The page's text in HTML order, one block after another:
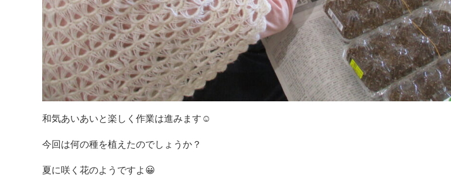
和気あいあいと楽しく作業は進みます☺
今回は何の種を植えたのでしょうか？
夏に咲く花のようですよ😀